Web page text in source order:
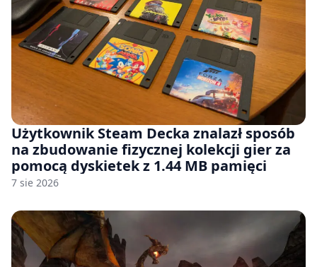
Użytkownik Steam Decka znalazł sposób
na zbudowanie fizycznej kolekcji gier za
pomocą dyskietek z 1.44 MB pamięci
7 sie 2026